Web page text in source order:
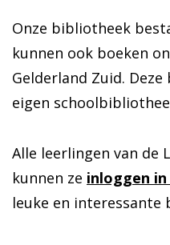
Onze bibliotheek
kunnen ook boeken
Gelderland Zuid.
eigen
Alle leerlingen van de
kunnen ze inloggen in
leuke en interessante